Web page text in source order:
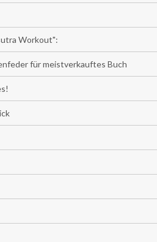
Workout":
für meistverkauftes Buch